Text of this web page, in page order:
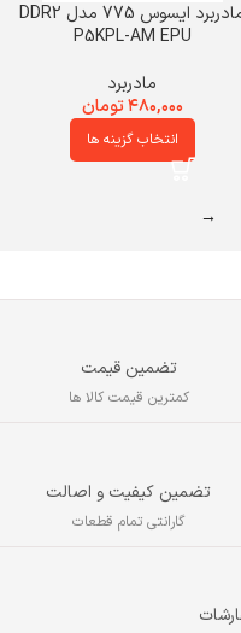
مادربرد ایسوس 775 مدل DDR2
P5KPL-AM EPU
مادربرد
۴۸۰,۰۰۰تومان
انتخاب گزینه ها
→
تضمین قیمت
کمترین قیمت کالا ها
تضمین کیفیت و اصالت
گارانتی تمام قطعات